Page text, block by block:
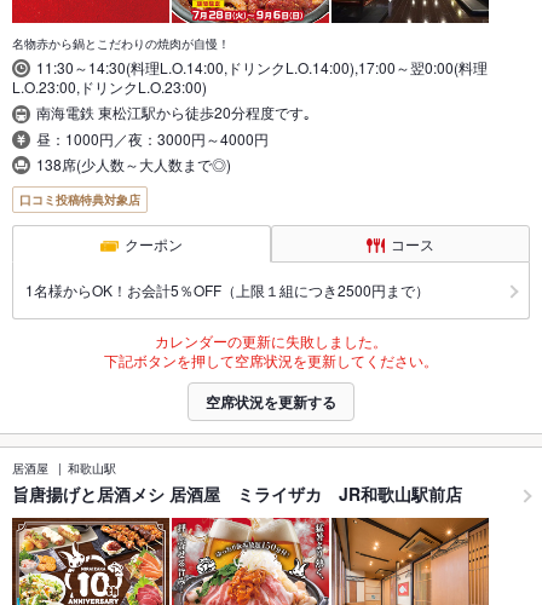
名物赤から鍋とこだわりの焼肉が自慢！
11:30～14:30(料理L.O.14:00,ドリンクL.O.14:00),17:00～翌0:00(料理
L.O.23:00,ドリンクL.O.23:00)
南海電鉄 東松江駅から徒歩20分程度です｡
昼：1000円／夜：3000円～4000円
138席(少人数～大人数まで◎)
口コミ投稿特典対象店
クーポン コース
1名様からOK！お会計5％OFF（上限１組につき2500円まで）
カレンダーの更新に失敗しました。
下記ボタンを押して空席状況を更新してください。
空席状況を更新する
居酒屋 和歌山駅
旨唐揚げと居酒メシ 居酒屋 ミライザカ JR和歌山駅前店